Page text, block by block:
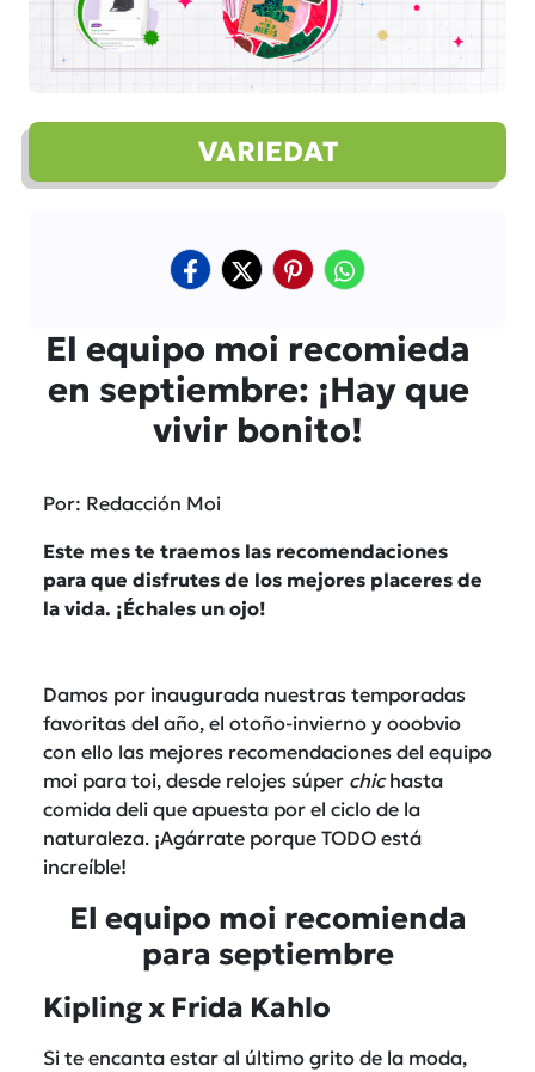
VARIEDAT
El equipo moi recomieda
en septiembre: ¡Hay que
vivir bonito!
Por: Redacción Moi
Este mes te traemos las recomendaciones
para que disfrutes de los mejores placeres de
la vida. ¡Échales un ojo!
Damos por inaugurada nuestras temporadas
favoritas del año, el otoño-invierno y ooobvio
con ello las mejores recomendaciones del equipo
moi para toi, desde relojes súper chichasta
comida deli que apuesta por el ciclo de la
naturaleza. ¡Agárrate porque TODO está
increíble!
El equipo moi recomienda
para septiembre
Kipling x Frida Kahlo
Si te encanta estar al último grito de la moda,